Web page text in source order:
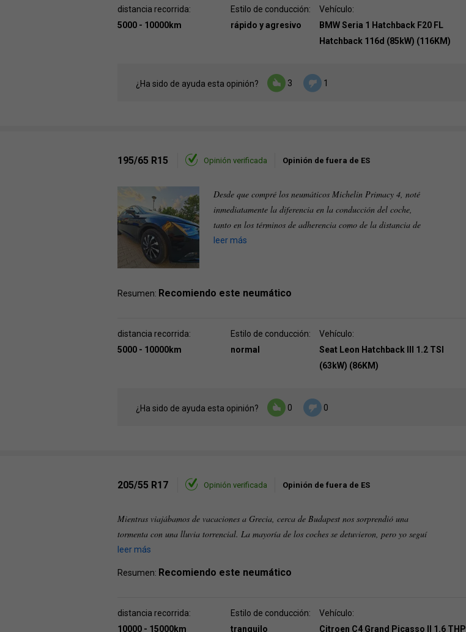
distancia recorrida:
5000 - 10000km
Estilo de conducción:
rápido y agresivo
Vehículo:
BMW Seria 1 Hatchback F20 FL
Hatchback 116d (85kW) (116KM)
¿Ha sido de ayuda esta opinión? 3 1
195/65 R15 Opinión verificada Opinión de fuera de ES
Desde que compré los neumáticos Michelin Primacy 4, noté
inmediatamente la diferencia en la conducción del coche,
tanto en los términos de adherencia como de la distancia de
leer más
Resumen: Recomiendo este neumático
distancia recorrida:
5000 - 10000km
Estilo de conducción:
normal
Vehículo:
Seat Leon Hatchback III 1.2 TSI
(63kW) (86KM)
¿Ha sido de ayuda esta opinión? 0 0
205/55 R17 Opinión verificada Opinión de fuera de ES
Mientras viajábamos de vacaciones a Grecia, cerca de Budapest nos sorprendió una
tormenta con una lluvia torrencial. La mayoría de los coches se detuvieron, pero yo seguí
leer más
Resumen: Recomiendo este neumático
distancia recorrida:
10000 - 15000km
Estilo de conducción:
tranquilo
Vehículo:
Citroen C4 Grand Picasso II 1.6 THP